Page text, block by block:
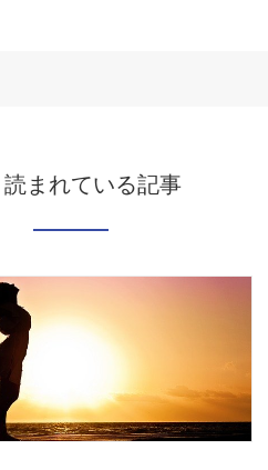
読まれている記事